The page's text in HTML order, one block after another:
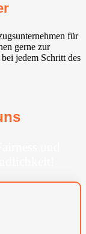
für
gerne zur
jedem Schritt des